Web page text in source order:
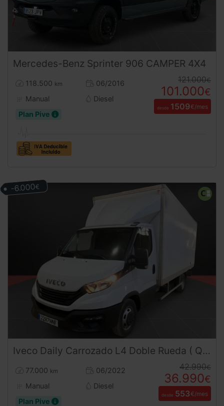
Mercedes-Benz Sprinter 906 CAMPER 4X4
118.500 km
06/2016
Manual
Diesel
Plan Pive
121.000€
101.000€
desde 1509€/mes
Iveco Daily Carrozado L4 Doble Rueda ( QUAD TOR ) 160 CV
77.000 km
06/2022
Manual
Diesel
Plan Pive
42.990€
36.990€
desde 553€/mes
-6.000€